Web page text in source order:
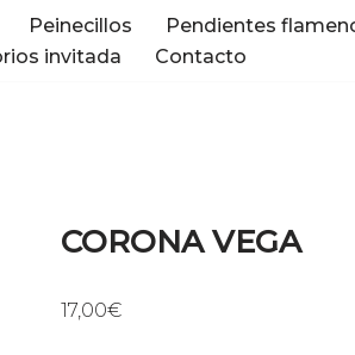
Peinecillos
Pendientes
invitada Contacto
CORONA VEGA
17,00€